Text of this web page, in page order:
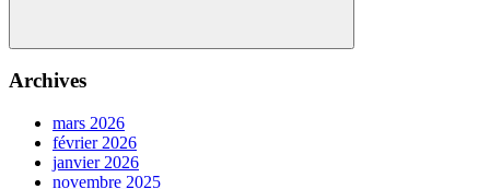
Search
Archives
mars 2026
février 2026
janvier 2026
novembre 2025